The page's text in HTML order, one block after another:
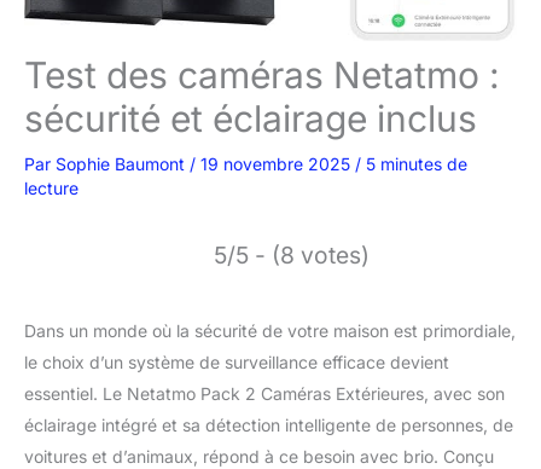
Test des caméras Netatmo :
sécurité et éclairage inclus
Par Sophie Baumont / 19 novembre 2025 / 5 minutes de
lecture
5/5 - (8 votes)
Dans un monde où la sécurité de votre maison est primordiale,
le choix d’un système de surveillance efficace devient
essentiel. Le Netatmo Pack 2 Caméras Extérieures, avec son
éclairage intégré et sa détection intelligente de personnes, de
voitures et d’animaux, répond à ce besoin avec brio. Conçu